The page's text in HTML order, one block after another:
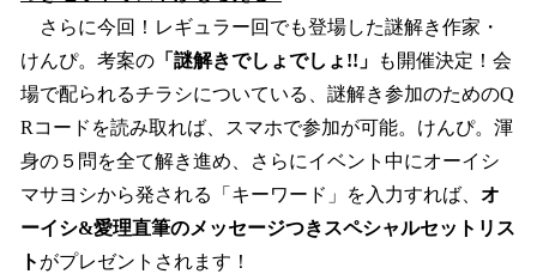
さらに今回！レギュラー回でも登場した謎解き作家・
けんぴ。考案の 「謎解きでしょでしょ!!」
も開催決定！会
場で配られるチラシについている、謎解き参加のためのQ
Rコードを読み取れば、スマホで参加が可能。けんぴ。渾
身の５問を全て解き進め、さらにイベント中にオーイシ
マサヨシから発される「キーワード」を入力すれば、 オ
ーイシ&愛理直筆のメッセージつきスペシャルセットリス
ト がプレゼントされます！